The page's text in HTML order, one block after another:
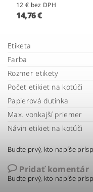
12 € bez DPH
14,76 €
Etiketa
Farba
Rozmer etikety
Počet etikiet na kotúči
Papierová dutinka
Max. vonkajší priemer
Návin etikiet na kotúči
Buďte prvý, kto napíše
Pridať komentár
Buďte prvý, kto napíše